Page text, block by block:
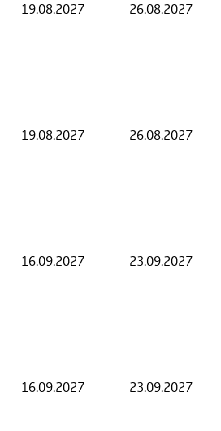
19.08.2027 26.08.2027
19.08.2027 26.08.2027
16.09.2027 23.09.2027
16.09.2027 23.09.2027